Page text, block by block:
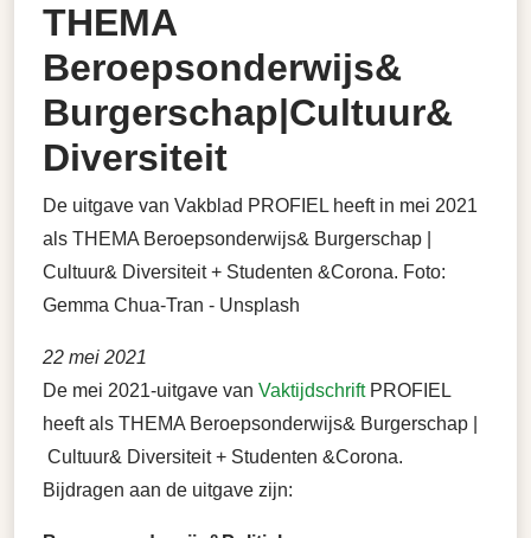
THEMA
Beroepsonderwijs&
Burgerschap|Cultuur&
Diversiteit
De uitgave van Vakblad PROFIEL heeft in mei 2021
als THEMA Beroepsonderwijs& Burgerschap |
Cultuur& Diversiteit + Studenten &Corona. Foto:
Gemma Chua-Tran - Unsplash
22 mei 2021
De mei 2021-uitgave van VaktijdschriftPROFIEL
heeft als THEMA Beroepsonderwijs& Burgerschap |
Cultuur& Diversiteit + Studenten &Corona.
Bijdragen aan de uitgave zijn: